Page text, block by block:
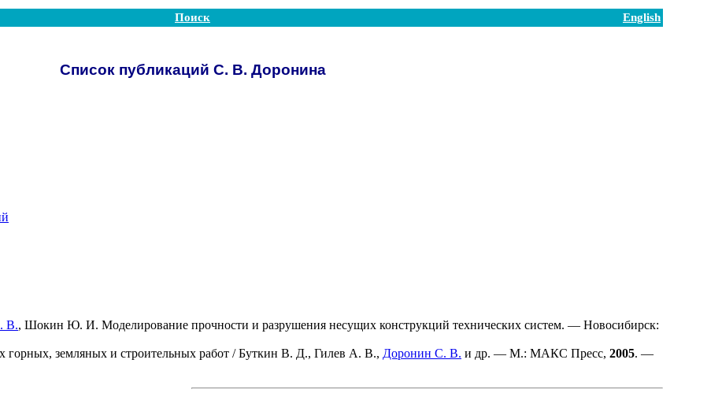
Поиск English
Список публикаций С. В. Доронина
В., Шокин Ю. И. Моделирование прочности и разрушения несущих конструкций технических систем. — Новосибирск:
горных, земляных и строительных работ /Буткин В. Д., Гилев А. В., Доронин С. В. и др. — М.: МАКС Пресс, 2005. —